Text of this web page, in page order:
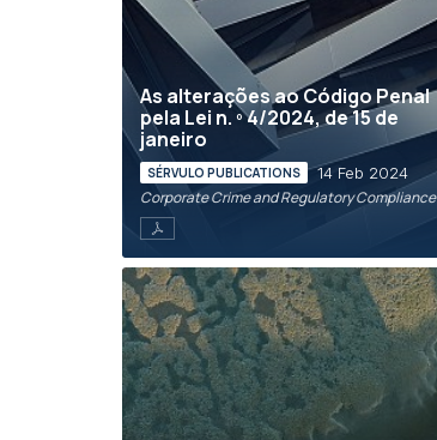
As alterações ao Código Penal
pela Lei n. º 4/2024, de 15 de
janeiro
SÉRVULO PUBLICATIONS 14 Feb 2024
Corporate Crime and Regulatory Compliance